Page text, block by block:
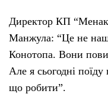
Директор КП
Манжула: “Це не наш
Конотопа. Вони
Але я сьогодні
що робити”.